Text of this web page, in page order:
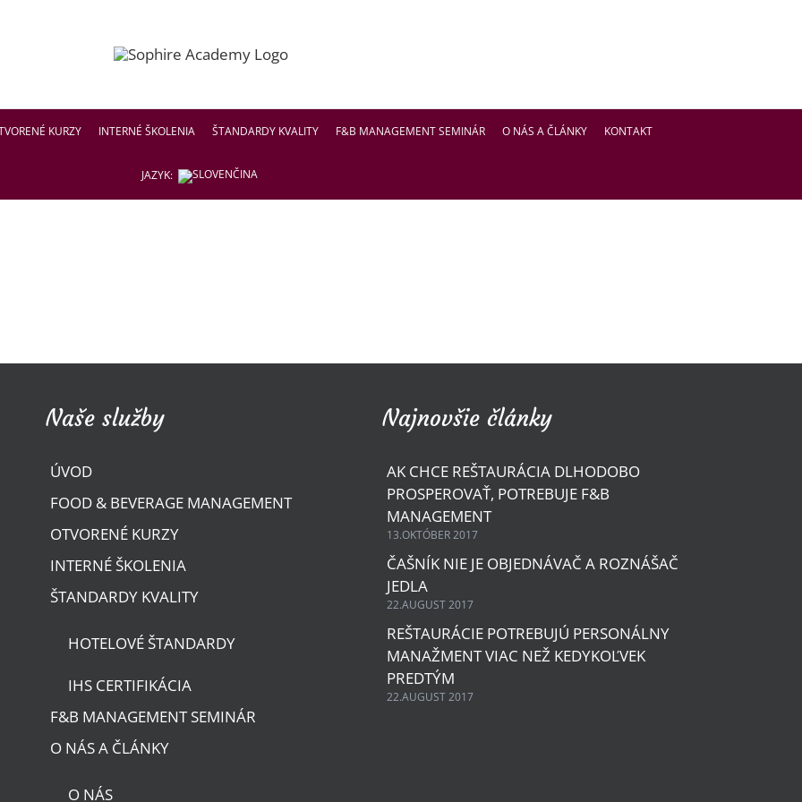
KURZY INTERNÉ ŠKOLENIA ŠTANDARDY KVALITY F&B MANAGEMENT SEMINÁR O NÁS A ČLÁNKY KONTAKT
JAZYK:
Naše služby
ÚVOD
FOOD & BEVERAGE MANAGEMENT
OTVORENÉ KURZY
INTERNÉ ŠKOLENIA
ŠTANDARDY KVALITY
HOTELOVÉ ŠTANDARDY
IHS CERTIFIKÁCIA
F&B MANAGEMENT SEMINÁR
O NÁS A ČLÁNKY
O NÁS
Najnovšie články
AK CHCE REŠTAURÁCIA DLHODOBO
PROSPEROVAŤ, POTREBUJE F&B
MANAGEMENT
13.OKTÓBER 2017
ČAŠNÍK NIE JE OBJEDNÁVAČ A ROZNÁŠAČ
JEDLA
22.AUGUST 2017
REŠTAURÁCIE POTREBUJÚ PERSONÁLNY
MANAŽMENT VIAC NEŽ KEDYKOĽVEK
PREDTÝM
22.AUGUST 2017